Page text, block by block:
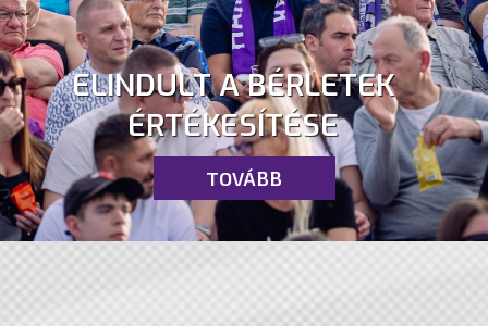
ELINDULT A BÉRLETEK
ÉRTÉKESÍTÉSE
TOVÁBB